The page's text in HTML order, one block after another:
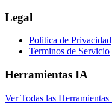
Legal
Politica de Privacidad
Terminos de Servicio
Herramientas IA
Ver Todas las Herramientas